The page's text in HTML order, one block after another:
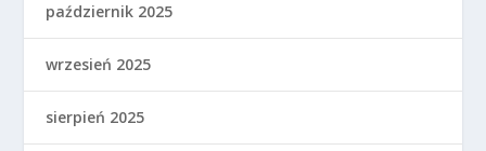
październik 2025
wrzesień 2025
sierpień 2025